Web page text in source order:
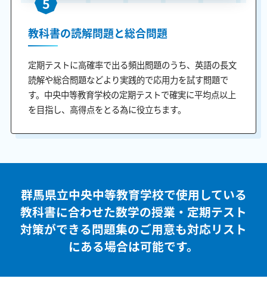
教科書の読解問題と総合問題
定期テストに高確率で出る頻出問題のうち、英語の長文
読解や総合問題などより実践的で応用力を試す問題で
す。中央中等教育学校の定期テストで確実に平均点以上
を目指し、高得点をとる為に役立ちます。
群馬県立中央中等教育学校で使用している
教科書に合わせた数学の授業・定期テスト
対策ができる問題集のご用意も対応リスト
にある場合は可能です。